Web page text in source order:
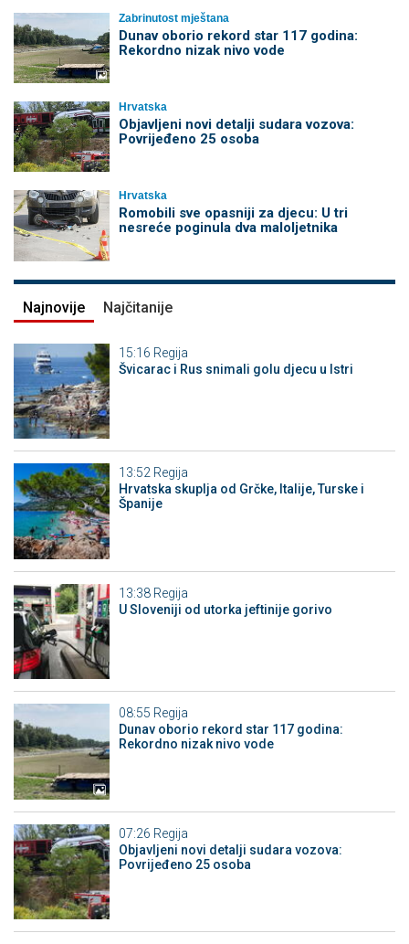
Zabrinutost mještana
Dunav oborio rekord star 117 godina:
Rekordno nizak nivo vode
Hrvatska
Objavljeni novi detalji sudara vozova:
Povrijeđeno 25 osoba
Hrvatska
Romobili sve opasniji za djecu: U tri
nesreće poginula dva maloljetnika
Najnovije Najčitanije
15:16 Regija
Švicarac i Rus snimali golu djecu u Istri
13:52 Regija
Hrvatska skuplja od Grčke, Italije, Turske i
Španije
13:38 Regija
U Sloveniji od utorka jeftinije gorivo
08:55 Regija
Dunav oborio rekord star 117 godina:
Rekordno nizak nivo vode
07:26 Regija
Objavljeni novi detalji sudara vozova:
Povrijeđeno 25 osoba